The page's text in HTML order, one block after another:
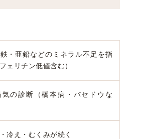
・亜鉛などのミネラル不足を指
ェリチン低値含む）
気の診断（橋本病・バセドウな
冷え・むくみが続く